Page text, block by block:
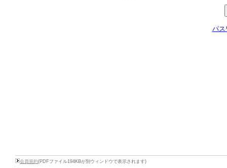
パス
会員規約(PDFファイル194KBが別ウィンドウで表示されます)